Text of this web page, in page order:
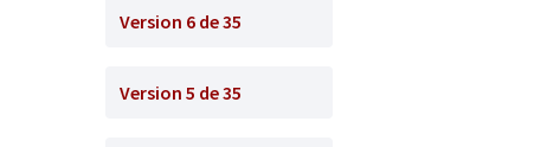
Version 6 de 35
Version 5 de 35